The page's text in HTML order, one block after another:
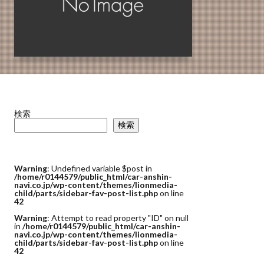
検索
検索
Warning: Undefined variable $post in
/home/r0144579/public_html/car-anshin-
navi.co.jp/wp-content/themes/lionmedia-
child/parts/sidebar-fav-post-list.phpon line
42
Warning: Attempt to read property "ID" on null
in /home/r0144579/public_html/car-anshin-
navi.co.jp/wp-content/themes/lionmedia-
child/parts/sidebar-fav-post-list.phpon line
42